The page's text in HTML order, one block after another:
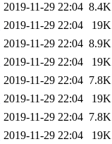
2019-11-29 22:04 8.4K
2019-11-29 22:04
19K
2019-11-29 22:04 8.9K
2019-11-29 22:04
19K
2019-11-29 22:04 7.8K
2019-11-29 22:04
19K
2019-11-29 22:04 7.8K
2019-11-29 22:04
19K